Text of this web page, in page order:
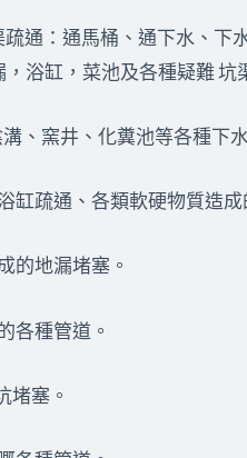
疏通：通馬桶、通下水、下
浴缸，菜池及各種疑難 坑
、窯井、化糞池等各種下
缸疏通、各類軟硬物質造
的地漏堵塞。
各種管道。
堵塞。